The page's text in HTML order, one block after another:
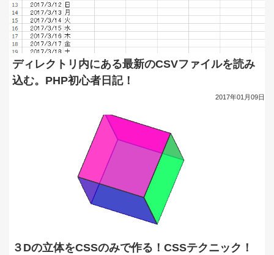
ディレクトリ内にある最新のCSVファイルを読み
込む。PHP初心者日記！
2017年01月09日
３Dの立体をCSSのみで作る！CSSテクニック！